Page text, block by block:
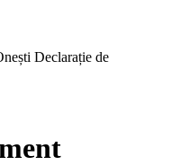
Declarație de